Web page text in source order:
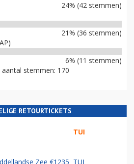
24% (42 stemmen)
21% (36 stemmen)
6% (11 stemmen)
stemmen: 170
RETOURTICKETS
TUI
Zee €1235 TUI